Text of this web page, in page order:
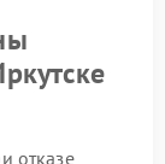
отказе